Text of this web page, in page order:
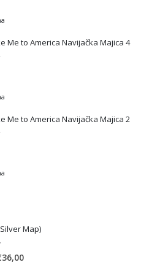
Me to America Navijačka Majica 4
Me to America Navijačka Majica 2
5
Map)
of 5
36,00Price